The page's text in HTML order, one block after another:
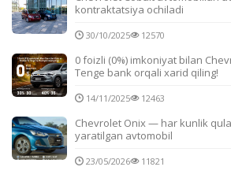
kontraktatsiya ochiladi
30/10/2025 12570
0 foizli (0%) imkoniyat bilan
Tenge bank orqali xarid qiling!
14/11/2025 12463
Chevrolet Onix — har kunlik
yaratilgan avtomobil
23/05/2026 11821